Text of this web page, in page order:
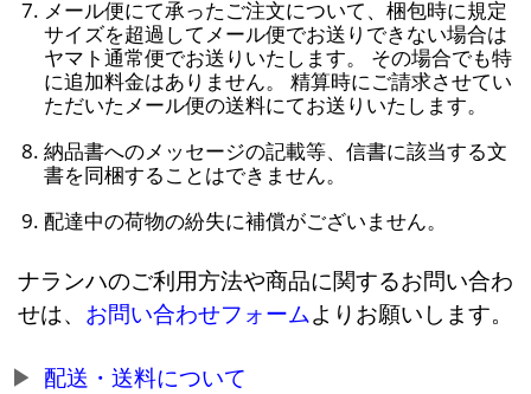
メール便にて承ったご注文について、梱包時に規定
サイズを超過してメール便でお送りできない場合は
ヤマト通常便でお送りいたします。 その場合でも特
に追加料金はありません。 精算時にご請求させてい
ただいたメール便の送料にてお送りいたします。
納品書へのメッセージの記載等、信書に該当する文
書を同梱することはできません。
配達中の荷物の紛失に補償がございません。
ナランハのご利用方法や商品に関するお問い合わ
せは、 お問い合わせフォームよりお願いします。
配送・送料について